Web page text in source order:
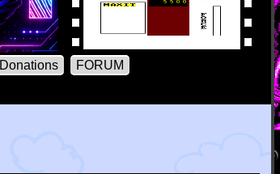
Donations
FORUM